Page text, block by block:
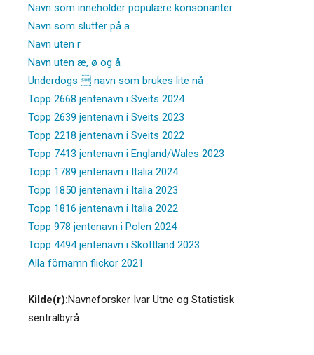
Navn som inneholder populære konsonanter
Navn som slutter på a
Navn uten r
Navn uten æ, ø og å
Underdogs  navn som brukes lite nå
Topp 2668 jentenavn i Sveits 2024
Topp 2639 jentenavn i Sveits 2023
Topp 2218 jentenavn i Sveits 2022
Topp 7413 jentenavn i England/Wales 2023
Topp 1789 jentenavn i Italia 2024
Topp 1850 jentenavn i Italia 2023
Topp 1816 jentenavn i Italia 2022
Topp 978 jentenavn i Polen 2024
Topp 4494 jentenavn i Skottland 2023
Alla förnamn flickor 2021
Kilde(r):Navneforsker Ivar Utne og Statistisk
sentralbyrå.